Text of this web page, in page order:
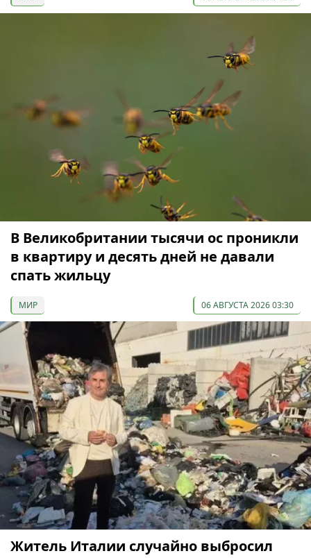
В Великобритании тысячи ос проникли
в квартиру и десять дней не давали
спать жильцу
МИР 06 АВГУСТА 2026 03:30
Житель Италии случайно выбросил